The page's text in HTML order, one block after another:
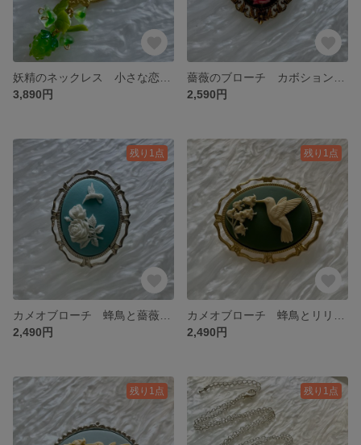
3,890円
2,590円
残り1点
2,490円
残り1点
2,490円
残り1点 残り1点